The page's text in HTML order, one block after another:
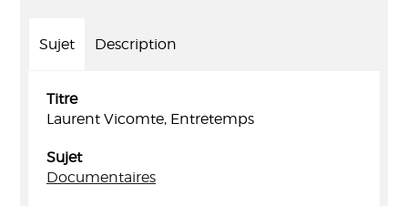
Sujet Description
Titre
Laurent Vicomte, Entretemps
Sujet
Documentaires